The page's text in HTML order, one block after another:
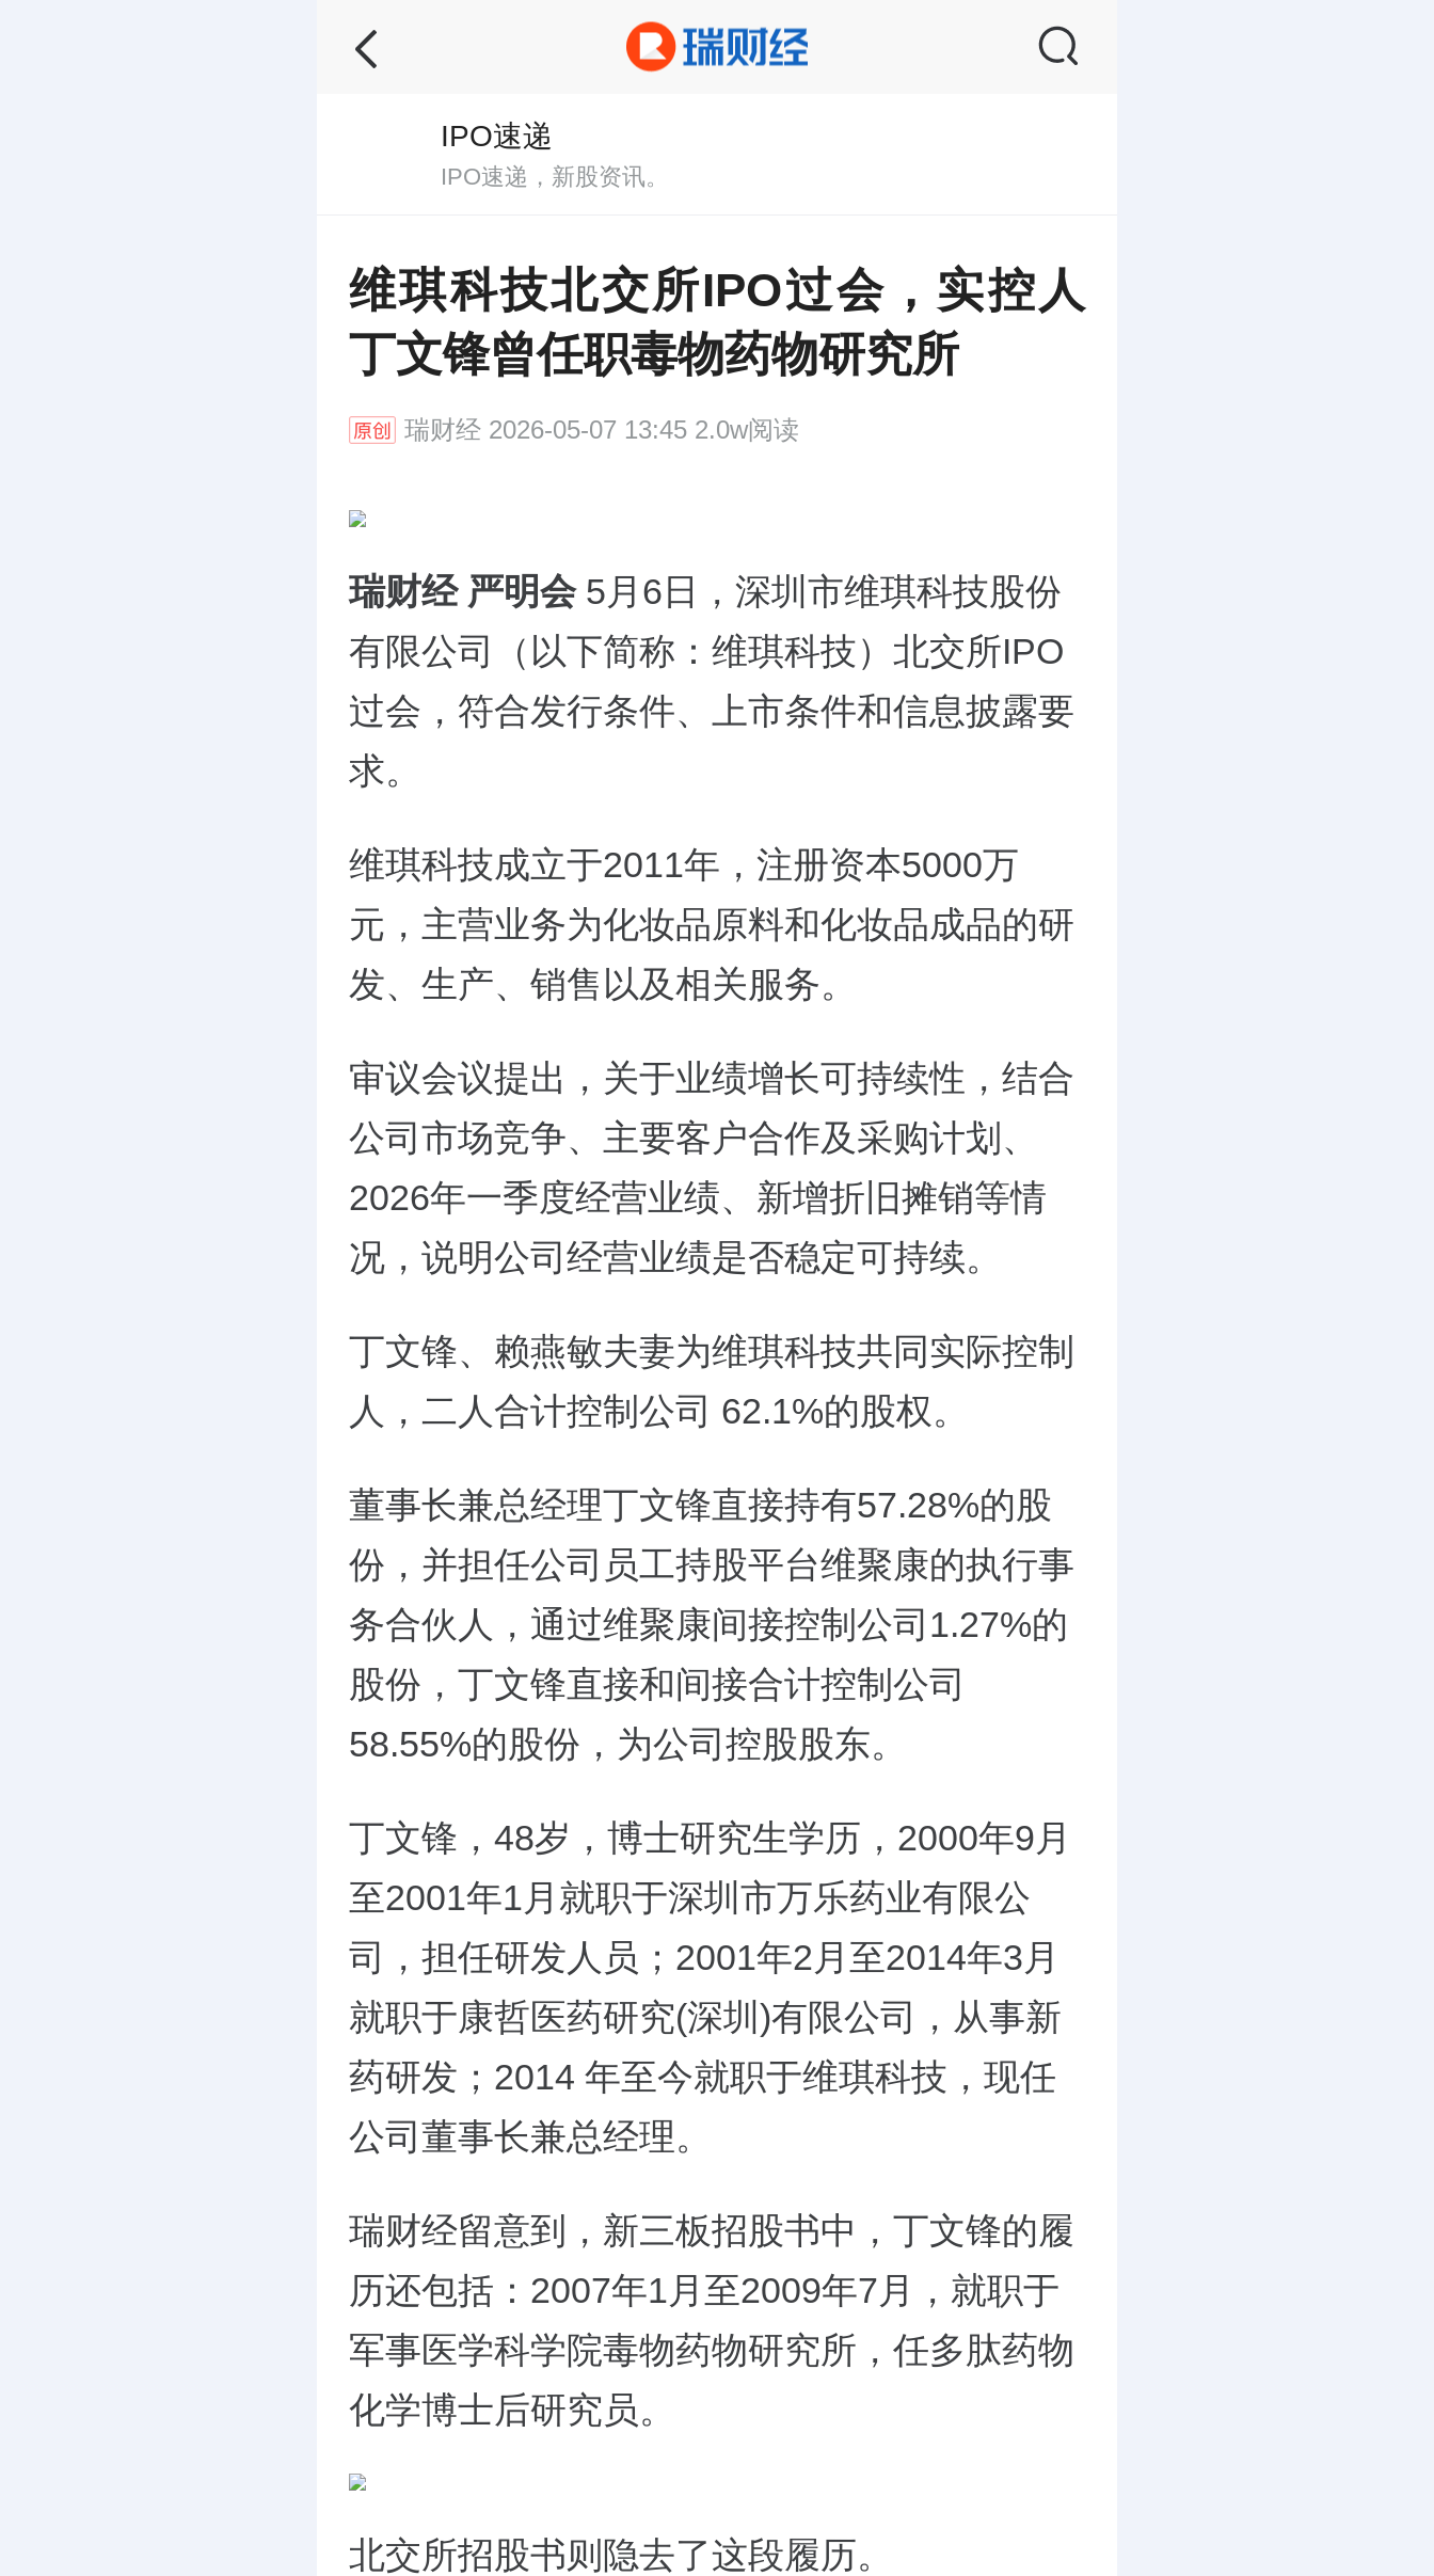
IPO速递
IPO速递，新股资讯。
维琪科技北交所IPO过会，实控人
丁文锋曾任职毒物药物研究所
瑞财经 2026-05-07 13:45 2.0w阅读
瑞财经 严明会 5月6日，深圳市维琪科技股份
有限公司（以下简称：维琪科技）北交所IPO
过会，符合发行条件、上市条件和信息披露要
求。
维琪科技成立于2011年，注册资本5000万
元，主营业务为化妆品原料和化妆品成品的研
发、生产、销售以及相关服务。
审议会议提出，关于业绩增长可持续性，结合
公司市场竞争、主要客户合作及采购计划、
2026年一季度经营业绩、新增折旧摊销等情
况，说明公司经营业绩是否稳定可持续。
丁文锋、赖燕敏夫妻为维琪科技共同实际控制
人，二人合计控制公司 62.1%的股权。
董事长兼总经理丁文锋直接持有57.28%的股
份，并担任公司员工持股平台维聚康的执行事
务合伙人，通过维聚康间接控制公司1.27%的
股份，丁文锋直接和间接合计控制公司
58.55%的股份，为公司控股股东。
丁文锋，48岁，博士研究生学历，2000年9月
至2001年1月就职于深圳市万乐药业有限公
司，担任研发人员；2001年2月至2014年3月
就职于康哲医药研究(深圳)有限公司，从事新
药研发；2014 年至今就职于维琪科技，现任
公司董事长兼总经理。
瑞财经留意到，新三板招股书中，丁文锋的履
历还包括：2007年1月至2009年7月，就职于
军事医学科学院毒物药物研究所，任多肽药物
化学博士后研究员。
北交所招股书则隐去了这段履历。